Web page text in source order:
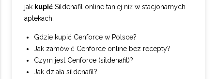
jak kupić Sildenafil online taniej niż w stacjonarnych
aptekach.
Gdzie kupić Cenforce w Polsce?
Jak zamówić Cenforce online bez recepty?
Czym jest Cenforce (sildenafil)?
Jak działa sildenafil?